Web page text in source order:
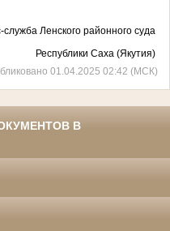
служба Ленского районного суда
Республики Саха (Якутия)
01.04.2025 02:42 (МСК)
В